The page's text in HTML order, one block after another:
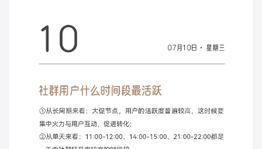
认证服务商 设计服务商
有赞云 数据通服务